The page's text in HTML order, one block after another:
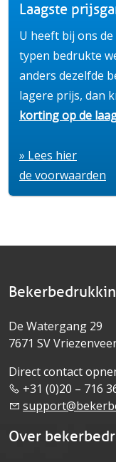
Laagste
U heeft bij ons
typen bedrukte
anders dezelfde
lagere prijs, dan
korting op de
» Lees hier
de voorwaarden
De Watergang 29
7671 SV
Direct contact
+31 (0)20 – 716
Over